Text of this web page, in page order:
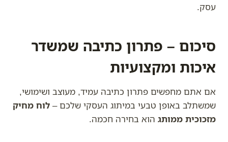
עסק.
סיכום – פתרון כתיבה שמשדר
איכות ומקצועיות
אם אתם מחפשים פתרון כתיבה עמיד, מעוצב ושימושי,
שמשתלב באופן טבעי במיתוג העסקי שלכם – לוח מחיק
מזכוכית ממותג הוא בחירה חכמה.